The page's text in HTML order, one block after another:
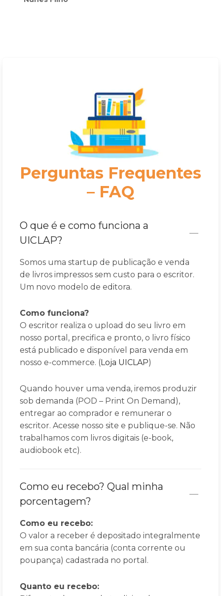
Perguntas Frequentes
– FAQ
O que é e como funciona a
UICLAP?
Somos uma startup de publicação e venda
de livros impressos sem custo para o escritor.
Um novo modelo de editora.
Como funciona?
O escritor realiza o upload do seu livro em
nosso portal, precifica e pronto, o livro físico
está publicado e disponível para venda em
nosso e-commerce. (Loja UICLAP)
Quando houver uma venda, iremos produzir
sob demanda (POD – Print On Demand),
entregar ao comprador e remunerar o
escritor. Acesse nosso site e publique-se. Não
trabalhamos com livros digitais (e-book,
audiobook etc).
Como eu recebo? Qual minha
porcentagem?
Como eu recebo:
O valor a receber é depositado integralmente
em sua conta bancária (conta corrente ou
poupança) cadastrada no portal.
Quanto eu recebo: